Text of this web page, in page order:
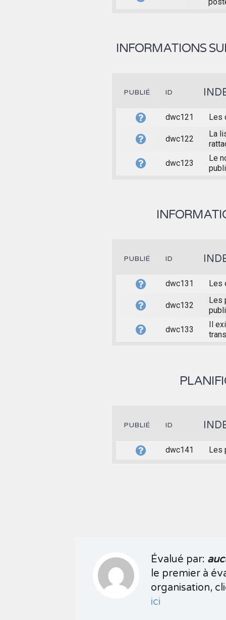
INFORMATIONS
PUBLIÉ ID
dwc121 Les
dwc122
La
dwc123
Le
PUBLIÉ ID
dwc131 Les
dwc132
Les
dwc133
Il
PUBLIÉ ID
dwc141 Les
Évalué par:
le premier à
organisation,
ici